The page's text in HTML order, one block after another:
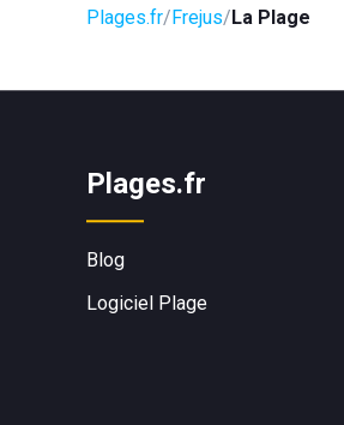
Plages.fr Frejus La Plage
Plages.fr
Blog
Logiciel Plage